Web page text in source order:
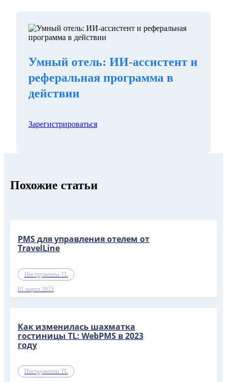
Умный отель: ИИ-ассистент и
реферальная программа в
действии
Зарегистрироваться
Похожие статьи
PMS для управления отелем от
TravelLine
Инструменты TL
01 марта 2023
Как изменилась шахматка
гостиницы TL: WebPMS в 2023
году
Инструменты TL